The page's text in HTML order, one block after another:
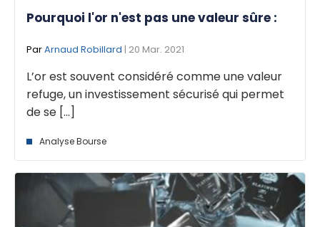
Pourquoi l'or n'est pas une valeur sûre :
ParArnaud Robillard | 20 Mar. 2021
L’or est souvent considéré comme une valeur
refuge, un investissement sécurisé qui permet
de se [...]
Analyse Bourse